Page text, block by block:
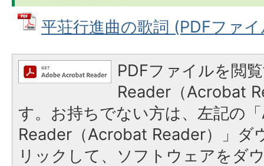
平荘行進曲の歌詞 (PDFファ
PDFファイルを閲
Reader（Acrobat
す。お持ちでない方は、左記の
Reader（Acrobat Reader）」ダ
リックして、ソフトウェアをダ